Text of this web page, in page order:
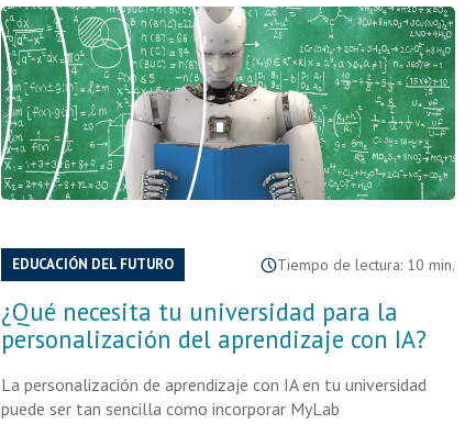
EDUCACIÓN DEL FUTURO Tiempo de lectura: 10 min.
¿Qué necesita tu universidad para la
personalización del aprendizaje con IA?
La personalización de aprendizaje con IA en tu universidad
puede ser tan sencilla como incorporar MyLab